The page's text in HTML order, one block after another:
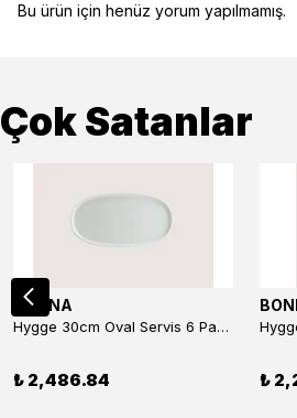
Bu ürün için henüz yorum yapılmamış.
Çok Satanlar
BONNA
Hygge 30cm Oval Servis 6 Parça
₺ 2,486.84 ₺